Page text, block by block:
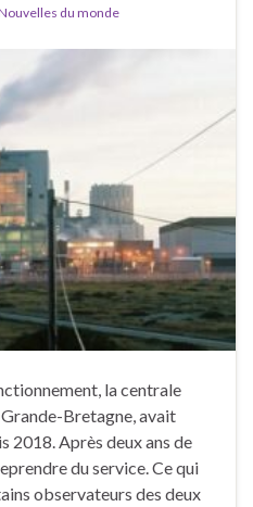
du monde
la centrale
Bretagne, avait
2018. Après deux ans de
du service. Ce qui
observateurs des deux